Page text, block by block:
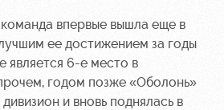
Карта
болельщика
Программа
впервые вышла еще в
ее достижением за годы
является 6-е место в
годом позже «Оболонь»
и вновь поднялась в